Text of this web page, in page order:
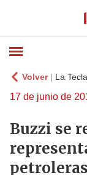
Volver| La
17 de junio de
Buzzi se
petroleras